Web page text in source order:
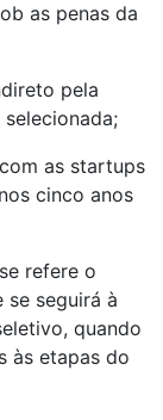
as penas da
pela
as startups
cinco anos
refere o
se seguirá à
quando
às etapas do